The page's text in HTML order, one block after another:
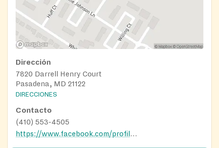
Dirección
7820 Darrell Henry Court
Pasadena, MD 21122
DIRECCIONES
Contacto
(410) 553-4505
https://www.facebook.com/profile.php?id=100066705630064